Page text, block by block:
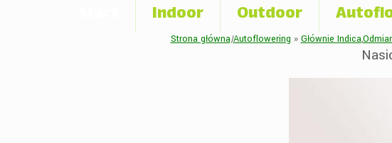
Outdoor
Indoor
Strona główna|Autoflowering » Głównie Indica,